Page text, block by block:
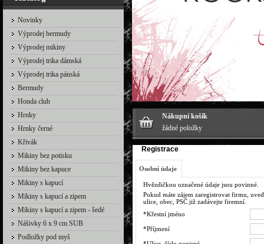
Novinky
Výprodej bermudy
Výprodej mikiny
Výprodej trika dámská
Výprodej trika pánská
Bermudy
Honda club
Hrnky
Hrnky černé
Křivák
Mikiny bez potisku
Mikiny bez kapuce
Mikiny s kapucí
Mikiny s kapucí a zipem
Mikiny s kapucí a zipem - šedé
Nášivky 6 x 9 cm SUB
Podložky pod myš
Registrace
Osobní údaje
Hvězdičkou označené údaje jsou povinné.
Pokud máte zájem zaregistrovat firmu,
ulice, obec, PSČ již zadávejte firemní.
*Křestní jméno
*Příjmení
Nákupní košík
žádné položky